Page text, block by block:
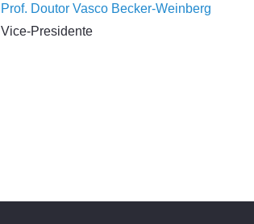
Prof. Doutor Vasco Becker-Weinberg
Vice-Presidente